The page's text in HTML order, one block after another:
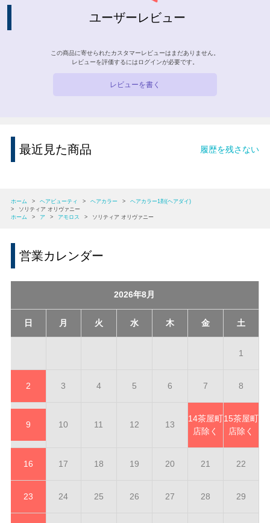
ユーザーレビュー
この商品に寄せられたカスタマーレビューはまだありません。
レビューを評価するには ログインが必要です。
レビューを書く
最近見た商品 履歴を残さない
ホーム > ヘアビューティ > ヘアカラー >
ヘアカラー1剤(ヘアダイ)
>
ソリティア オリヴァニー
ホーム
> ア > アモロス > ソリティア オリヴァニー
営業カレンダー
2026年8月
日 月 火 水 木 金 土
1
2 3 4 5 6 7 8
9 10 11 12 13
14茶屋町
店除く
15茶屋町
店除く
16 17 18 19 20 21 22
23 24 25 26 27 28 29